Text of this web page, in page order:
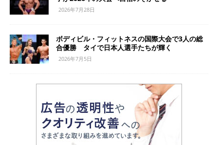
2026年7月28日
ボディビル・フィットネスの国際大会で3人の総
合優勝 タイで日本人選手たちが輝く
2026年7月5日